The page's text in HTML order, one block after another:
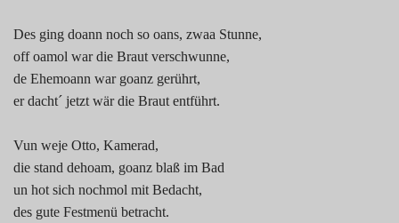
Des ging doann noch so oans, zwaa Stunne,
off oamol war die Braut verschwunne,
de Ehemoann war goanz gerührt,
er dacht´ jetzt wär die Braut entführt.
Vun weje Otto, Kamerad,
die stand dehoam, goanz blaß im Bad
un hot sich nochmol mit Bedacht,
des gute Festmenü betracht.